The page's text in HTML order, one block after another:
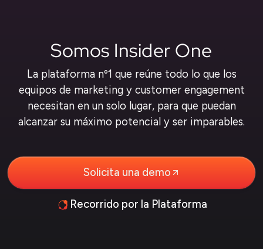
Somos Insider One
La plataforma nº1 que reúne todo lo que los
equipos de marketing y customer engagement
necesitan en un solo lugar, para que puedan
alcanzar su máximo potencial y ser imparables.
Solicita una demo
Recorrido por la Plataforma